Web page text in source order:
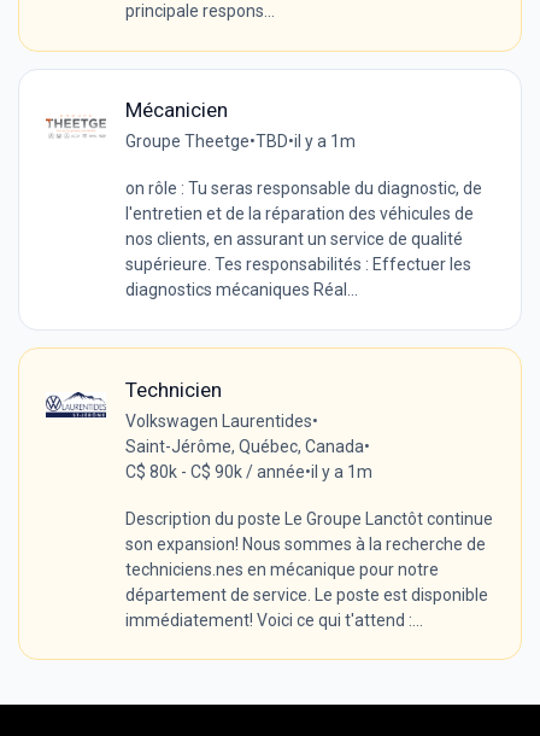
principale respons...
Mécanicien
Groupe Theetge•TBD•il y a 1m
on rôle : Tu seras responsable du diagnostic, de
l'entretien et de la réparation des véhicules de
nos clients, en assurant un service de qualité
supérieure. Tes responsabilités : Effectuer les
diagnostics mécaniques Réal...
Technicien
Volkswagen Laurentides•
Saint-Jérôme, Québec, Canada•
C$ 80k - C$ 90k / année•il y a 1m
Description du poste Le Groupe Lanctôt continue
son expansion! Nous sommes à la recherche de
techniciens.nes en mécanique pour notre
département de service. Le poste est disponible
immédiatement! Voici ce qui t'attend :...